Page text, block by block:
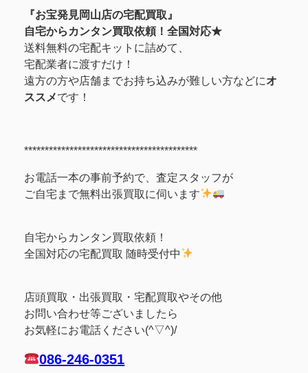
『お宝発見岡山店の宅配買取』
自宅からカンタン買取依頼！全国対応★
送料無料の宅配キットに詰めて、
宅配業者に渡すだけ！
遠方の方や店舗までお持ち込みが難しい方などにオ
ススメです！
******************************************
お電話一本の事前予約で、査定スタッフが
ご自宅まで無料出張買取に伺います
自宅からカンタン買取依頼！
全国対応の宅配買取 随時受付中
店頭買取・出張買取・宅配買取やその他
お問い合わせ等ございましたら
お気軽にお電話ください(^▽^)/
086-246-0351